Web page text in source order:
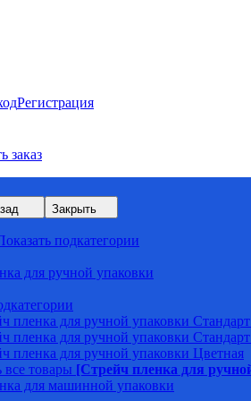
Регистрация
заказ
Закрыть
подкатегории
для ручной упаковки
пленка для ручной упаковки
пленка для ручной упаковки
пленка для ручной упаковки Цветная
все товары [Стрейч пленка для
для машинной упаковки